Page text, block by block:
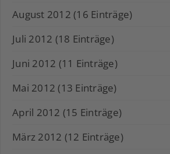
August 2012 (16 Einträge)
Juli 2012 (18 Einträge)
Juni 2012 (11 Einträge)
Mai 2012 (13 Einträge)
April 2012 (15 Einträge)
März 2012 (12 Einträge)